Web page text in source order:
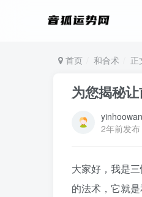
首页 和合术 正
为您揭秘
2年前发布
大家好，我是
的法术，它就是